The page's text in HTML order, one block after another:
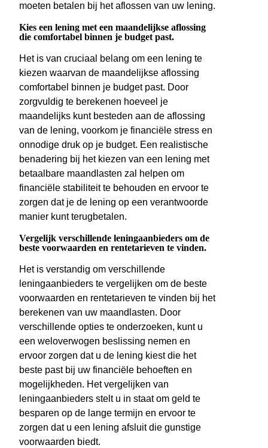
moeten betalen bij het aflossen van uw lening.
Kies een lening met een maandelijkse aflossing
die comfortabel binnen je budget past.
Het is van cruciaal belang om een lening te
kiezen waarvan de maandelijkse aflossing
comfortabel binnen je budget past. Door
zorgvuldig te berekenen hoeveel je
maandelijks kunt besteden aan de aflossing
van de lening, voorkom je financiële stress en
onnodige druk op je budget. Een realistische
benadering bij het kiezen van een lening met
betaalbare maandlasten zal helpen om
financiële stabiliteit te behouden en ervoor te
zorgen dat je de lening op een verantwoorde
manier kunt terugbetalen.
Vergelijk verschillende leningaanbieders om de
beste voorwaarden en rentetarieven te vinden.
Het is verstandig om verschillende
leningaanbieders te vergelijken om de beste
voorwaarden en rentetarieven te vinden bij het
berekenen van uw maandlasten. Door
verschillende opties te onderzoeken, kunt u
een weloverwogen beslissing nemen en
ervoor zorgen dat u de lening kiest die het
beste past bij uw financiële behoeften en
mogelijkheden. Het vergelijken van
leningaanbieders stelt u in staat om geld te
besparen op de lange termijn en ervoor te
zorgen dat u een lening afsluit die gunstige
voorwaarden biedt.